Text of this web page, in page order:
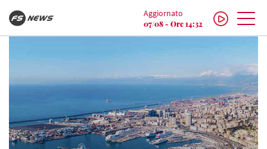
Aggiornato
07/08 - Ore 14:32